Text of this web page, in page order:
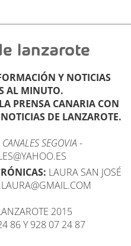
Y NOTICIAS
AL MINUTO.
PRENSA CANARIA CON
DE LANZAROTE.
SEGOVIA -
LAURA SAN JOSÉ
2015
86 Y 928 07 24 87